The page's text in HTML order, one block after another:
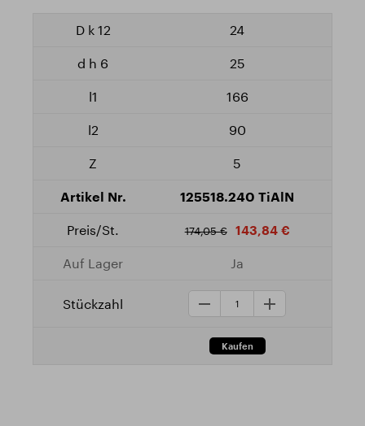
24
25
166
90
5
125518.240 TiAlN
174,05 € 143,84 €
Ja